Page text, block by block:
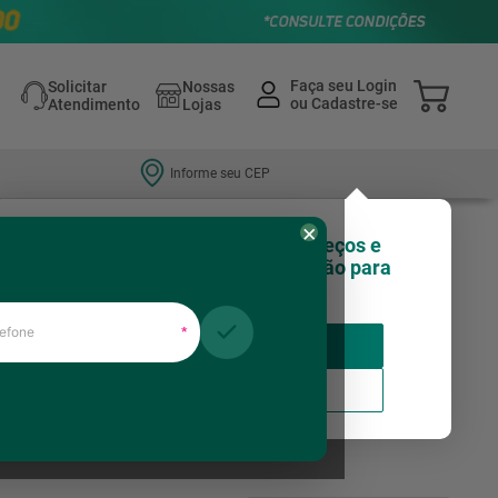
Solicitar
Atendimento
Nossas
Lojas
Informe seu CEP
Olá, você sabia que nossos preços e
estoques podem variar de região para
Insira seu CEP
×
*